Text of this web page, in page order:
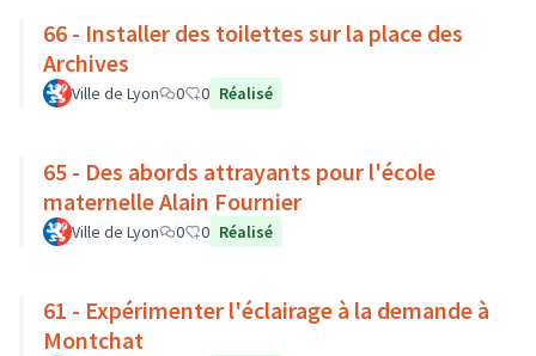
66 - Installer des toilettes sur la place des
Archives
Ville de Lyon 0 0 Réalisé
65 - Des abords attrayants pour l'école
maternelle Alain Fournier
Ville de Lyon 0 0 Réalisé
61 - Expérimenter l'éclairage à la demande à
Montchat